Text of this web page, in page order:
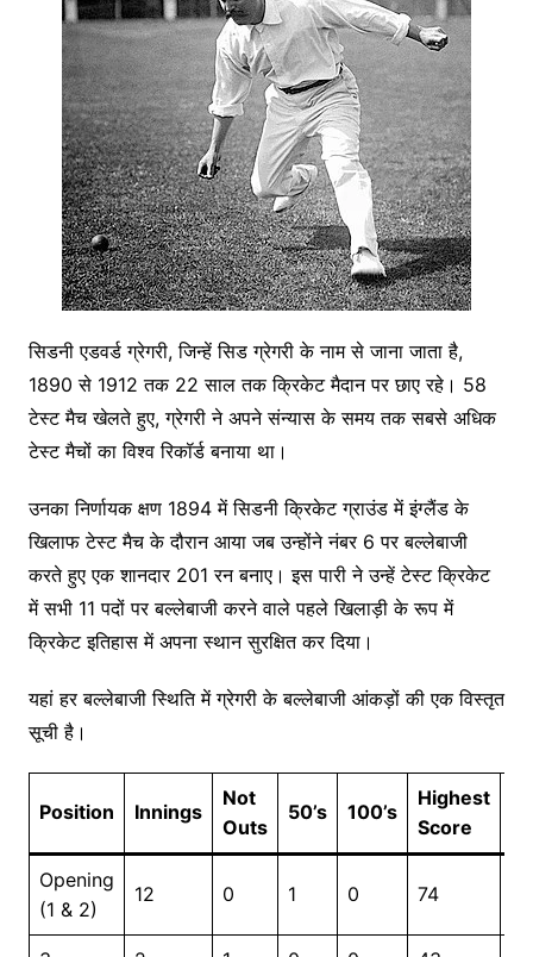
सिडनी एडवर्ड ग्रेगरी, जिन्हें सिड ग्रेगरी के नाम से जाना जाता है,
1890 से 1912 तक 22 साल तक क्रिकेट मैदान पर छाए रहे। 58
टेस्ट मैच खेलते हुए, ग्रेगरी ने अपने संन्यास के समय तक सबसे अधिक
टेस्ट मैचों का विश्व रिकॉर्ड बनाया था।
उनका निर्णायक क्षण 1894 में सिडनी क्रिकेट ग्राउंड में इंग्लैंड के
खिलाफ टेस्ट मैच के दौरान आया जब उन्होंने नंबर 6 पर बल्लेबाजी
करते हुए एक शानदार 201 रन बनाए। इस पारी ने उन्हें टेस्ट क्रिकेट
में सभी 11 पदों पर बल्लेबाजी करने वाले पहले खिलाड़ी के रूप में
क्रिकेट इतिहास में अपना स्थान सुरक्षित कर दिया।
यहां हर बल्लेबाजी स्थिति में ग्रेगरी के बल्लेबाजी आंकड़ों की एक विस्तृत
सूची है।
Position Innings
Not
Outs
50’s 100’s
Highest
Score
Opening
(1 & 2)
12 0 1 0 74